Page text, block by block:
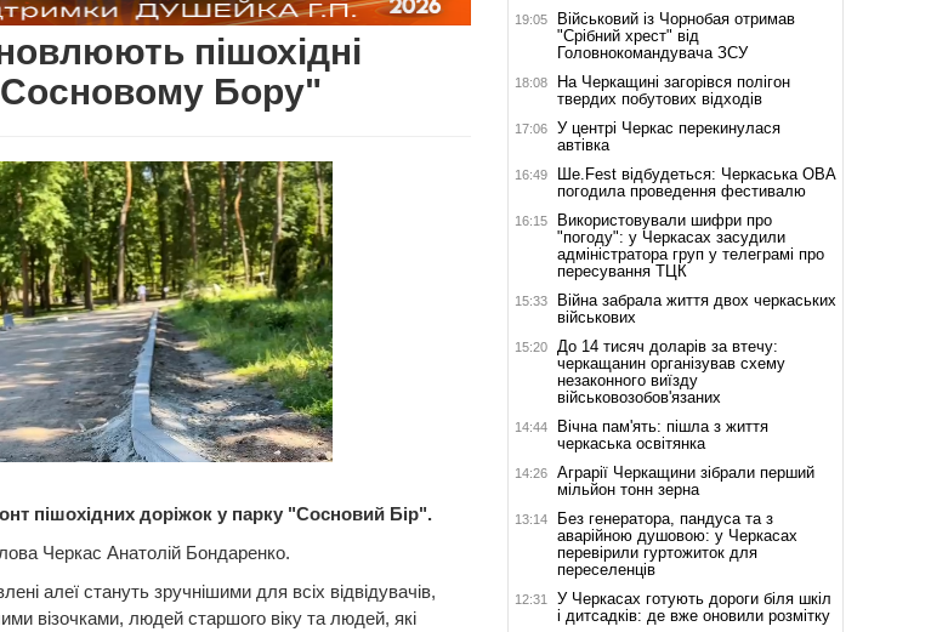
пішохідні
Бору"
пішохідних доріжок у парку "Сосновий Бір".
Черкас Анатолій Бондаренко.
алеї стануть зручнішими для всіх відвідувачів,
візочками, людей старшого віку та людей, які
19:05
Військовий із Чорнобая отримав
"Срібний хрест" від
Головнокомандувача ЗСУ
18:08
На Черкащині загорівся полігон
твердих побутових відходів
17:06
У центрі Черкас перекинулася
автівка
16:49
Ше.Fest відбудеться: Черкаська ОВА
погодила проведення фестивалю
16:15
Використовували шифри про
"погоду": у Черкасах засудили
адміністратора груп у телеграмі про
пересування ТЦК
15:33
Війна забрала життя двох черкаських
військових
15:20
До 14 тисяч доларів за втечу:
черкащанин організував схему
незаконного виїзду
військовозобов'язаних
14:44
Вічна пам'ять: пішла з життя
черкаська освітянка
14:26
Аграрії Черкащини зібрали перший
мільйон тонн зерна
13:14
Без генератора, пандуса та з
аварійною душовою: у Черкасах
перевірили гуртожиток для
переселенців
12:31
У Черкасах готують дороги біля шкіл
і дитсадків: де вже оновили розмітку